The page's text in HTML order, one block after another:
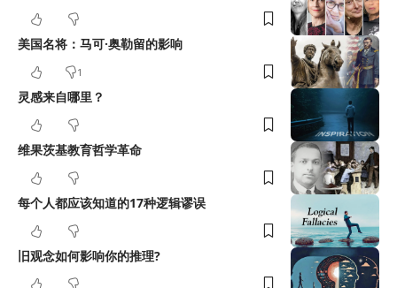
美国名将：马可·奥勒留的影响
1
灵感来自哪里？
维果茨基教育哲学革命
每个人都应该知道的17种逻辑谬误
旧观念如何影响你的推理?